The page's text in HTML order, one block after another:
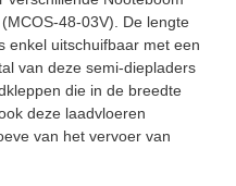
48-03V). De lengte
enkel uitschuifbaar met een
van deze semi-diepladers
die in de breedte
deze laadvloeren
van het vervoer van